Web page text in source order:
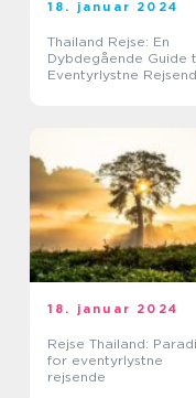
18. januar 2024
Thailand Rejse: En
Dybdegående Guide
Eventyrlystne
18. januar 2024
Rejse Thailand:
for eventyrlystne
rejsende